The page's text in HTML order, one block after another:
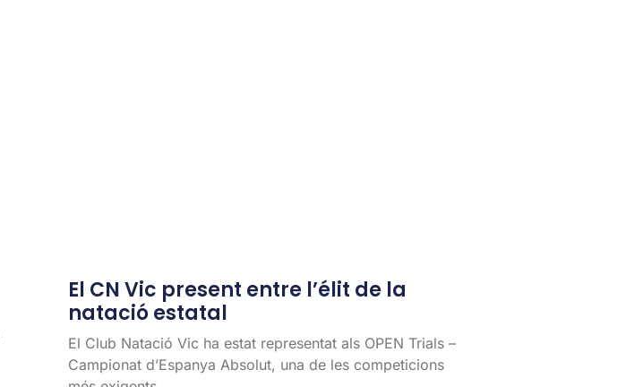
El CN Vic present entre l’élit de la
natació estatal
El Club Natació Vic ha estat representat als OPEN Trials –
Campionat d’Espanya Absolut, una de les competicions